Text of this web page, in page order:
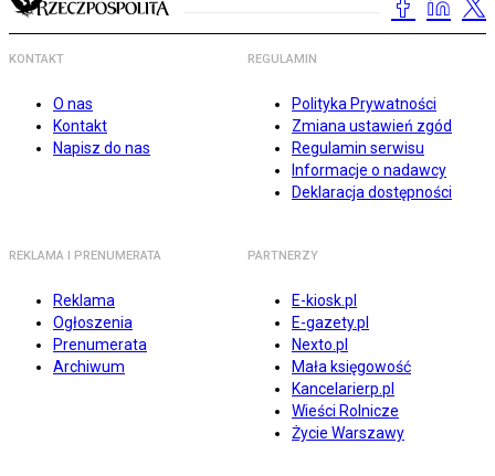
KONTAKT
O nas
Kontakt
Napisz do nas
REGULAMIN
Polityka Prywatności
Zmiana ustawień zgód
Regulamin serwisu
Informacje o nadawcy
Deklaracja dostępności
REKLAMA I PRENUMERATA
Reklama
Ogłoszenia
Prenumerata
Archiwum
PARTNERZY
E-kiosk.pl
E-gazety.pl
Nexto.pl
Mała księgowość
Kancelarierp.pl
Wieści Rolnicze
Życie Warszawy